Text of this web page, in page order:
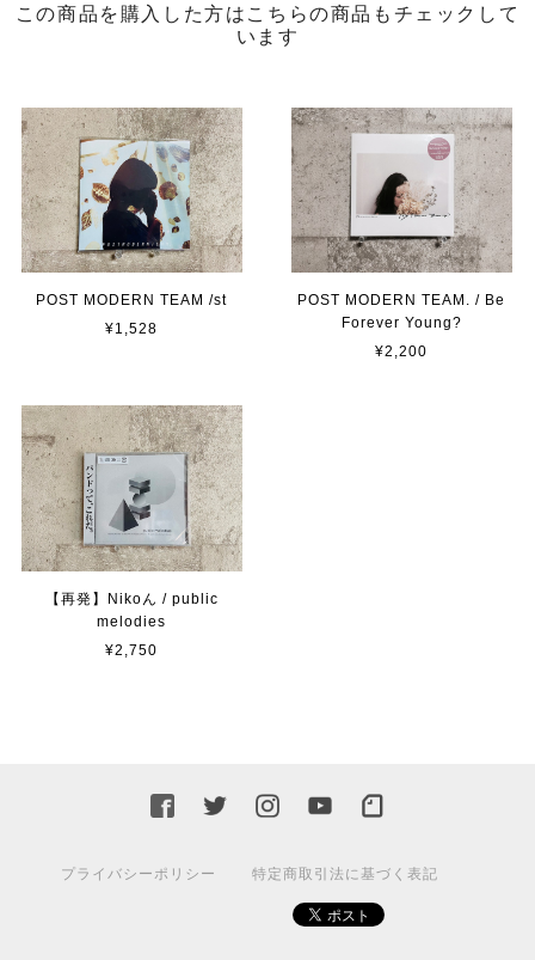
この商品を購入した方はこちらの商品もチェックして
います
POST MODERN TEAM /st
¥1,528
POST MODERN TEAM. / Be
Forever Young?
¥2,200
【再発】Nikoん / public
melodies
¥2,750
プライバシーポリシー 特定商取引法に基づく表記